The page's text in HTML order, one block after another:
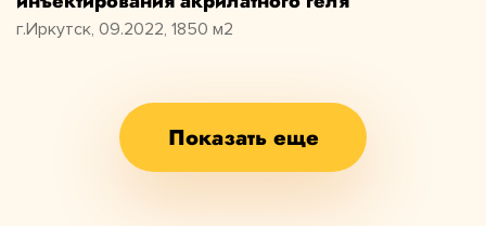
г.Иркутск, 09.2022, 1850 м2
Показать еще